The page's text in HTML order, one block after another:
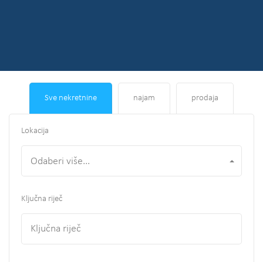
Sve nekretnine najam prodaja
Lokacija
Odaberi više...
Ključna riječ